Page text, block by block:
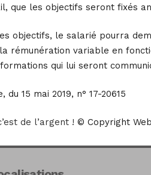
les objectifs seront fixés
objectifs, le salarié pourra
rémunération variable en
qui lui seront
15 mai 2019, n° 17-20615
de l’argent ! © Copyright